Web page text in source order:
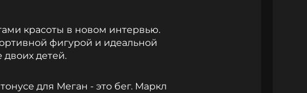
красоты в новом интервью.
фигурой и идеальной
детей.
для Меган - это бег. Маркл